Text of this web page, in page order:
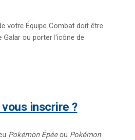
votre Équipe Combat doit être
ou porter l’icône de
vous inscrire ?
Pokémon Épéeou Pokémon